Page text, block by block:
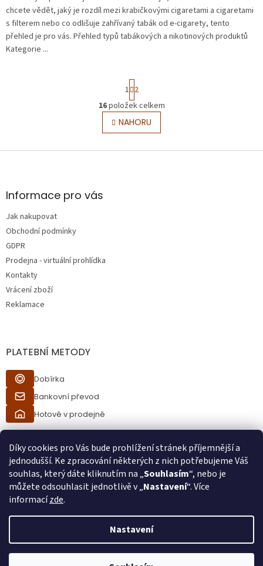
Díky cookies pro Vás bude prohlížení stránek příjemnější a
jednodušší. Ke zpracování některých z nich potřebujeme Váš
souhlas, který dáte kliknutím na „Souhlasím“, nebo je
můžete odsouhlasit jednotlivě v „Nastavení“. Více
informacízde.
Nastavení
Při procesu objednávání bude ověřeno, zda jste starší 18ti let pomocí
chcete vědět, jaký je rozdíl mezi krabičkovými cigaretami a cigaretami
s filterem nebo co odlišuje zahřívaný tabák od e-cigarety, tento
přehled je pro vás. Přehled typů tabákových a nikotinových produktů
Kategorie ...
O
v
l
d
S
t
r
á
n
k
v
1 2
16položek celkem
NAHORU
Z
aInformace pro vás
Jak nakupovat
Obchodní podmínky
GDPR
Prodejna - virtuální prohlídka
Kontakty
Vrácení zboží
Reklamace
PLATEBNÍ METODY
Dobírka
Bankovní převod
Hotově v prodejně
Copyright 2026Ráj kuřáků. Všechna práva vyhrazena.